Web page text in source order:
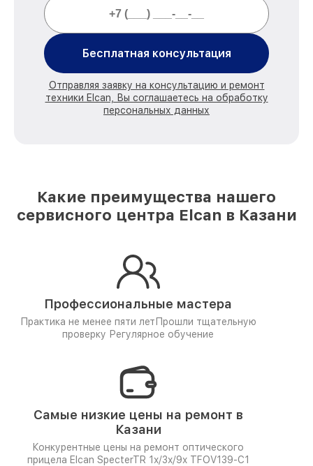
Бесплатная консультация
Отправляя заявку на консультацию и ремонт
техники Elcan, Вы соглашаетесь на обработку
персональных данных
Какие преимущества нашего
сервисного центра Elcan в Казани
Профессиональные мастера
Практика не менее пяти лет Прошли тщательную
проверку Регулярное обучение
Самые низкие цены на ремонт в
Казани
Конкурентные цены на ремонт оптического
прицела Elcan SpecterTR 1x/3x/9x TFOV139-C1